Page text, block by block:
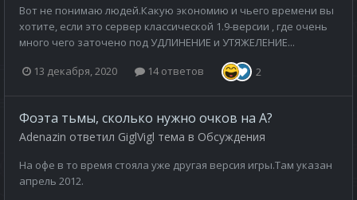
Вот не понимаю людей.Какую экономию и чьего времени вы
хотите, если это сервер классической 1.9-версии , где очень
много чего заточено под УДЛИНЕНИЕ и УТЯЖЕЛЕНИЕ...
13 декабря, 2020 14 ответов 2
Фоэта тьмы, сколько нужно очков на А?
Adenazin ответил GiglVigl тема в Обсуждения
На офе в то время стояла уже другая версия игры.Там указан
апрель 2012.